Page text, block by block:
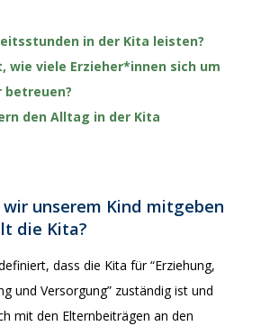
in der Kita leisten?
wie viele Erzieher*innen sich um
betreuen?
den Alltag in der Kita
wir unserem Kind mitgeben
die Kita?
dass die Kita für “Erziehung,
und Versorgung” zuständig ist und
mit den Elternbeiträgen an den